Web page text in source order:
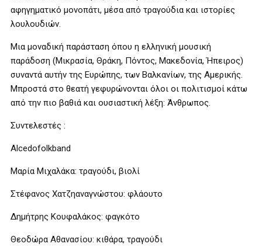
αφηγηματικό μονοπάτι, μέσα από τραγούδια και ιστορίες
λουλουδιών.
Μια μοναδική παράσταση όπου η ελληνική μουσική
παράδοση (Μικρασία, Θράκη, Πόντος, Μακεδονία, Ήπειρος)
συναντά αυτήν της Ευρώπης, των Βαλκανίων, της Αμερικής.
Μπροστά στο θεατή γεφυρώνονται όλοι οι πολιτισμοί κάτω
από την πιο βαθιά και ουσιαστική λέξη: Άνθρωπος.
Συντελεστές :
Alcedofolkband
Μαρία Μιχαλάκα: τραγούδι, βιολί
Στέφανος Χατζηαναγνώστου: φλάουτο
Δημήτρης Κουφαλάκος: φαγκότο
Θεοδώρα Αθανασίου: κιθάρα, τραγούδι